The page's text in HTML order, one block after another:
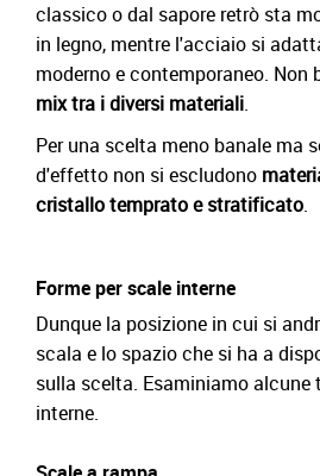
classico o dal sapore retrò sta
in legno, mentre l'acciaio si
moderno e contemporaneo. Non
mix tra i diversi materiali.
Per una scelta meno banale ma
d'effetto non si escludono
cristallo temprato e stratificato.
Forme per scale interne
Dunque la posizione in cui si
scala e lo spazio che si ha a
sulla scelta. Esaminiamo alcune
interne.